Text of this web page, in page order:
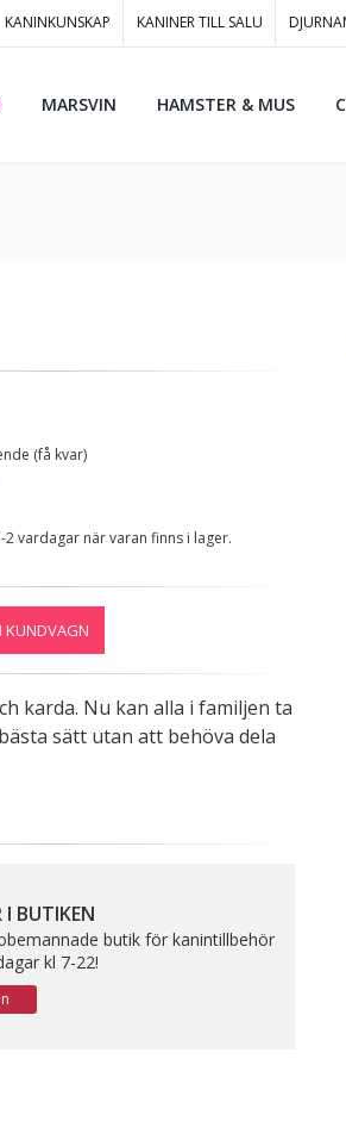
KANINKUNSKAP KANINER TILL SALU
MARSVIN HAMSTER & MUS
(få kvar)
vardagar när varan finns i lager.
KUNDVAGN
karda. Nu kan alla i familjen ta
sätt utan att behöva dela
I BUTIKEN
butik för kanintillbehör
kl 7-22!